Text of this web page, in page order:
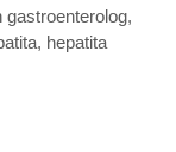
gastroenterolog,
, hepatita